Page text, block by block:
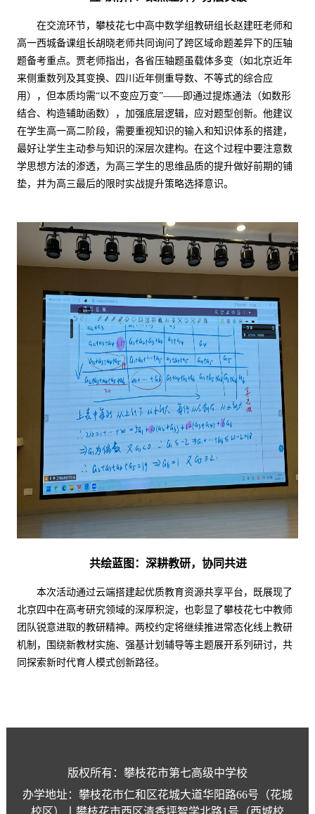
在交流环节，攀枝花七中高中数学组教研组长赵建旺老师和
高一西城备课组长胡晓老师共同询问了跨区域命题差异下的压轴
题备考重点。贾老师指出，各省压轴题虽载体多变（如北京近年
来侧重数列及其变换、四川近年侧重导数、不等式的综合应
用），但本质均需“以不变应万变”——即通过提炼通法（如数形
结合、构造辅助函数），加强底层逻辑，应对题型创新。他建议
在学生高一高二阶段，需要重视知识的输入和知识体系的搭建，
最好让学生主动参与知识的深层次建构。在这个过程中要注意数
学思想方法的渗透，为高三学生的思维品质的提升做好前期的铺
垫， 并为高三最后的限时实战提升策略选择意识。
共绘蓝图：深耕教研，协同共进
本次活动通过云端搭建起优质教育资源共享平台，既展现了
北京四中在高考研究领域的深厚积淀，也彰显了攀枝花七中教师
团队锐意进取的教研精神。两校约定将继续推进常态化线上教研
机制，围绕新教材实施、强基计划辅导等主题展开系列研讨，共
同探索新时代育人模式创新路径。
版权所有：攀枝花市第七高级中学校
办学地址：攀枝花市仁和区花城大道华阳路66号（花城
校区）丨攀枝花市西区清香坪智学北路1号（西城校